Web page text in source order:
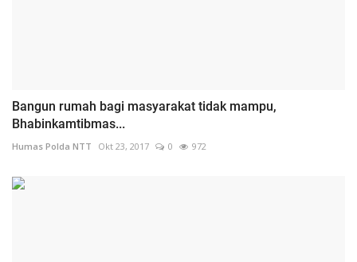
Bangun rumah bagi masyarakat tidak mampu,
Bhabinkamtibmas...
Humas Polda NTT Okt 23, 2017 0 972